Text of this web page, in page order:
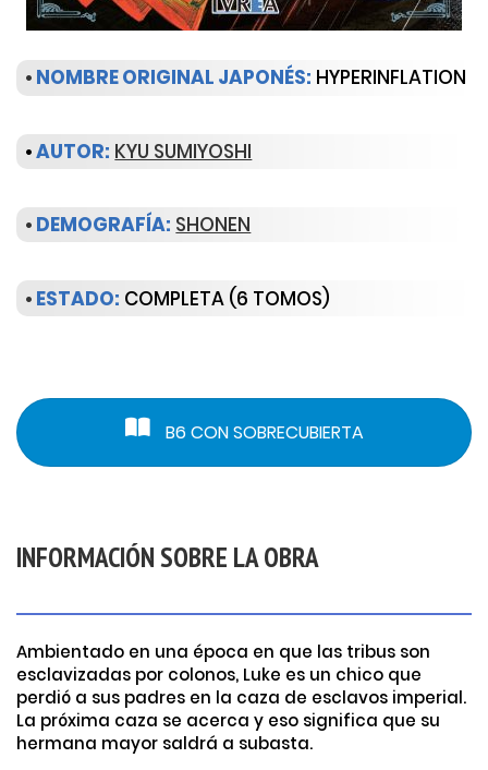
• NOMBRE ORIGINAL JAPONÉS: HYPERINFLATION
•AUTOR: KYU SUMIYOSHI
• DEMOGRAFÍA: SHONEN
• ESTADO: COMPLETA (6 TOMOS)
B6 CON SOBRECUBIERTA
INFORMACIÓN SOBRE LA OBRA
Ambientado en una época en que las tribus son
esclavizadas por colonos, Luke es un chico que
perdió a sus padres en la caza de esclavos imperial.
La próxima caza se acerca y eso significa que su
hermana mayor saldrá a subasta.